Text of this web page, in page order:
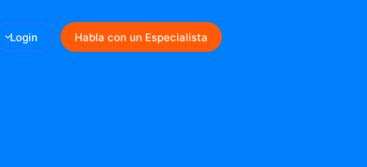
Login Habla con un Especialista